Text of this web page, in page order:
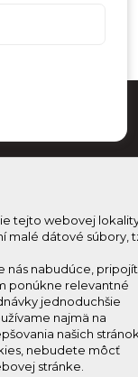
Kam na
na odber a
novinky ako prvý
tejto webovej
malé dátové súbory,
nás nabudúce,
ponúkne relevantné
jednoduchšie
najmä na
našich
nebudete môcť
stránke.